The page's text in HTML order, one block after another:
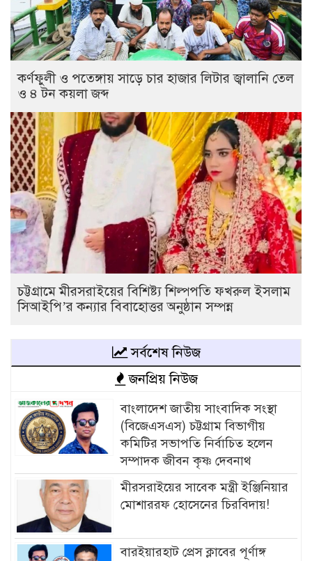
কর্ণফুলী ও পতেঙ্গায় সাড়ে চার হাজার লিটার জ্বালানি তেল
ও ৪ টন কয়লা জব্দ
চট্টগ্রামে মীরসরাইয়ের বিশিষ্ট্য শিল্পপতি ফখরুল ইসলাম
সিআইপি’র কন্যার বিবাহোত্তর অনুষ্ঠান সম্পন্ন
সর্বশেষ নিউজ
জনপ্রিয় নিউজ
বাংলাদেশ জাতীয় সাংবাদিক সংস্থা
(বিজেএসএস) চট্টগ্রাম বিভাগীয়
কমিটির সভাপতি নির্বাচিত হলেন
সম্পাদক জীবন কৃষ্ণ দেবনাথ
মীরসরাইয়ের সাবেক মন্ত্রী ইঞ্জিনিয়ার
মোশাররফ হোসেনের চিরবিদায়!
বারইয়ারহাট প্রেস ক্লাবের পূর্ণাঙ্গ